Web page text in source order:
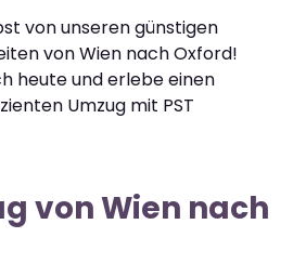
von unseren günstigen
von Wien nach Oxford!
heute und erlebe einen
Umzug mit PST
von Wien nach